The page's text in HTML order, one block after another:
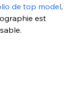
de top model,
est